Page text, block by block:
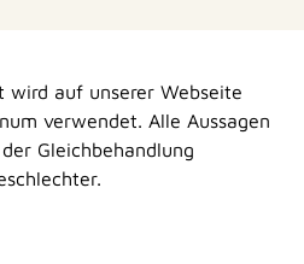
wird auf unserer Webseite
verwendet. Alle Aussagen
Gleichbehandlung